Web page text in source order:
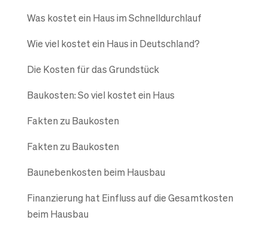
Was kostet ein Haus im Schnelldurchlauf
Wie viel kostet ein Haus in Deutschland?
Die Kosten für das Grundstück
Baukosten: So viel kostet ein Haus
Fakten zu Baukosten
Fakten zu Baukosten
Baunebenkosten beim Hausbau
Finanzierung hat Einfluss auf die Gesamtkosten
beim Hausbau